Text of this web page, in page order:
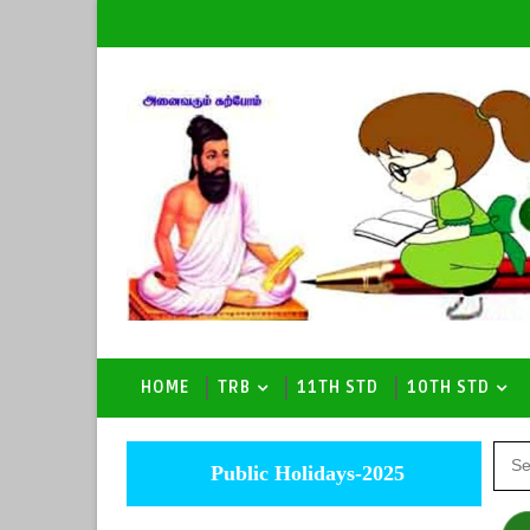
HOME TRB 11TH STD 10TH STD
Public Holidays-2025